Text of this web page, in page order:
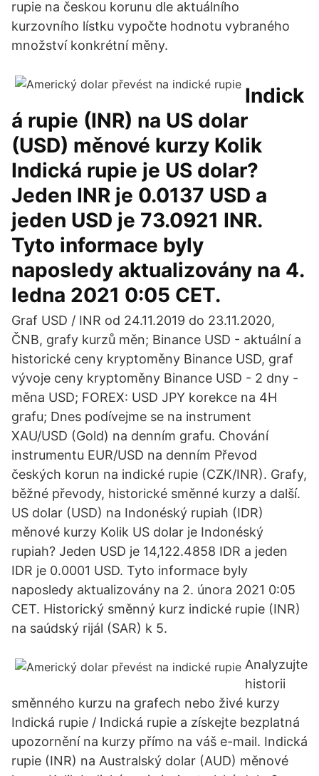
rupie na českou korunu dle aktuálního
kurzovního lístku vypočte hodnotu vybraného
množství konkrétní měny.
Indick
á rupie (INR) na US dolar
(USD) měnové kurzy Kolik
Indická rupie je US dolar?
Jeden INR je 0.0137 USD a
jeden USD je 73.0921 INR.
Tyto informace byly
naposledy aktualizovány na 4.
ledna 2021 0:05 CET.
Graf USD / INR od 24.11.2019 do 23.11.2020,
ČNB, grafy kurzů měn; Binance USD - aktuální a
historické ceny kryptoměny Binance USD, graf
vývoje ceny kryptoměny Binance USD - 2 dny -
měna USD; FOREX: USD JPY korekce na 4H
grafu; Dnes podívejme se na instrument
XAU/USD (Gold) na denním grafu. Chování
instrumentu EUR/USD na denním Převod
českých korun na indické rupie (CZK/INR). Grafy,
běžné převody, historické směnné kurzy a další.
US dolar (USD) na Indonéský rupiah (IDR)
měnové kurzy Kolik US dolar je Indonéský
rupiah? Jeden USD je 14,122.4858 IDR a jeden
IDR je 0.0001 USD. Tyto informace byly
naposledy aktualizovány na 2. února 2021 0:05
CET. Historický směnný kurz indické rupie (INR)
na saúdský rijál (SAR) k 5.
Analyzujte
historii
směnného kurzu na grafech nebo živé kurzy
Indická rupie / Indická rupie a získejte bezplatná
upozornění na kurzy přímo na váš e-mail. Indická
rupie (INR) na Australský dolar (AUD) měnové